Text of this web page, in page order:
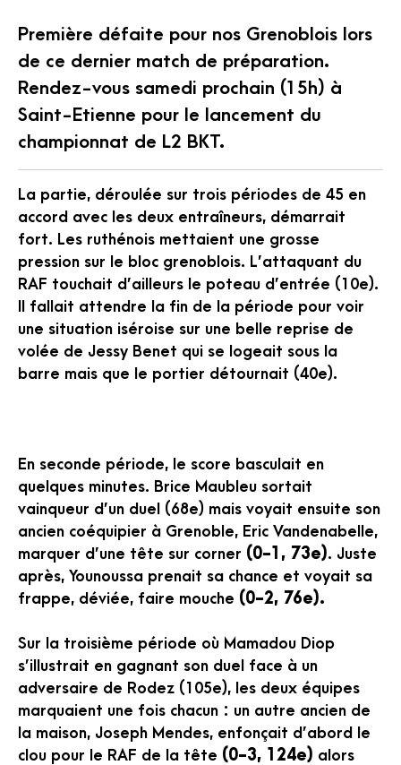
Première défaite pour nos Grenoblois lors
de ce dernier match de préparation.
Rendez-vous samedi prochain (15h) à
Saint-Etienne pour le lancement du
championnat de L2 BKT.
La partie, déroulée sur trois périodes de 45 en
accord avec les deux entraîneurs, démarrait
fort. Les ruthénois mettaient une grosse
pression sur le bloc grenoblois. L’attaquant du
RAF touchait d’ailleurs le poteau d’entrée (10e).
Il fallait attendre la fin de la période pour voir
une situation iséroise sur une belle reprise de
volée de Jessy Benet qui se logeait sous la
barre mais que le portier détournait (40e).
En seconde période, le score basculait en
quelques minutes. Brice Maubleu sortait
vainqueur d’un duel (68e) mais voyait ensuite son
ancien coéquipier à Grenoble, Eric Vandenabelle,
marquer d’une tête sur corner (0-1, 73e). Juste
après, Younoussa prenait sa chance et voyait sa
frappe, déviée, faire mouche (0-2, 76e).
Sur la troisième période où Mamadou Diop
s’illustrait en gagnant son duel face à un
adversaire de Rodez (105e), les deux équipes
marquaient une fois chacun : un autre ancien de
la maison, Joseph Mendes, enfonçait d’abord le
clou pour le RAF de la tête (0-3, 124e) alors